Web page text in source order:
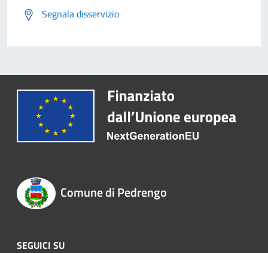
Segnala disservizio
Comune di Pedrengo
SEGUICI SU